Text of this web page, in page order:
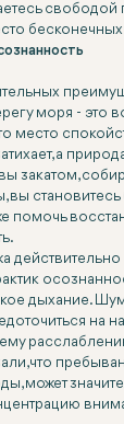
свободой
моря - это
место
а
закатом,
вы
помочь
действительно
дыхание.
на
что
может